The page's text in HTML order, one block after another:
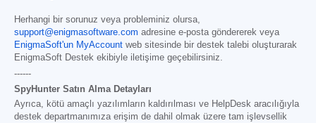
Herhangi bir sorunuz veya probleminiz olursa,
support@enigmasoftware.com adresine e-posta göndererek veya
EnigmaSoft'un MyAccount web sitesinde bir destek talebi oluşturarak
EnigmaSoft Destek ekibiyle iletişime geçebilirsiniz.
------
SpyHunter Satın Alma Detayları
Ayrıca, kötü amaçlı yazılımların kaldırılması ve HelpDesk aracılığıyla
destek departmanımıza erişim de dahil olmak üzere tam işlevsellik